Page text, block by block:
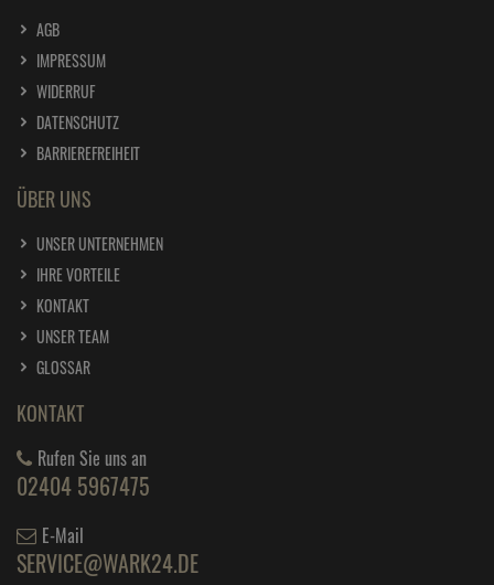
AGB
IMPRESSUM
WIDERRUF
DATENSCHUTZ
BARRIEREFREIHEIT
ÜBER UNS
UNSER UNTERNEHMEN
IHRE VORTEILE
KONTAKT
UNSER TEAM
GLOSSAR
KONTAKT
Rufen Sie uns an
02404 5967475
E-Mail
SERVICE@WARK24.DE